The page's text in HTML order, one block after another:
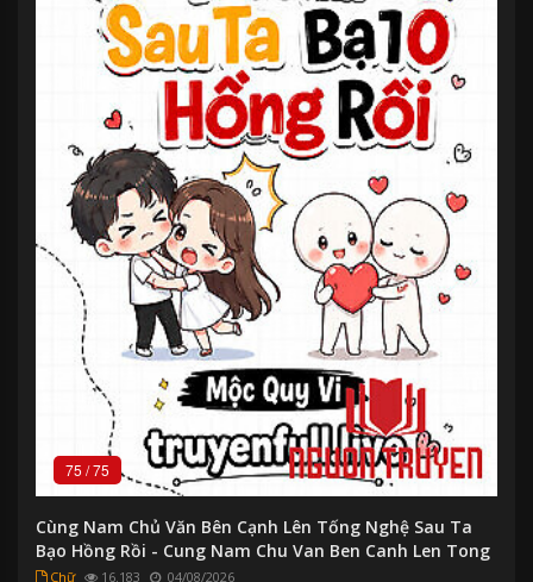
75 /75
Cùng Nam Chủ Văn Bên Cạnh Lên Tống Nghệ Sau Ta
Bạo Hồng Rồi - Cung Nam Chu Van Ben Canh Len Tong
Nghe Sau Ta Bao Hong Roi
Chữ 16.183 04/08/2026